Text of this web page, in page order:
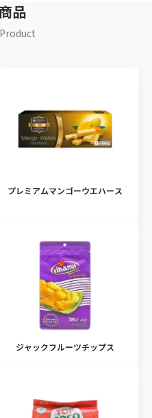
品
プレミアムマンゴーウエハース
ジャックフルーツチップス